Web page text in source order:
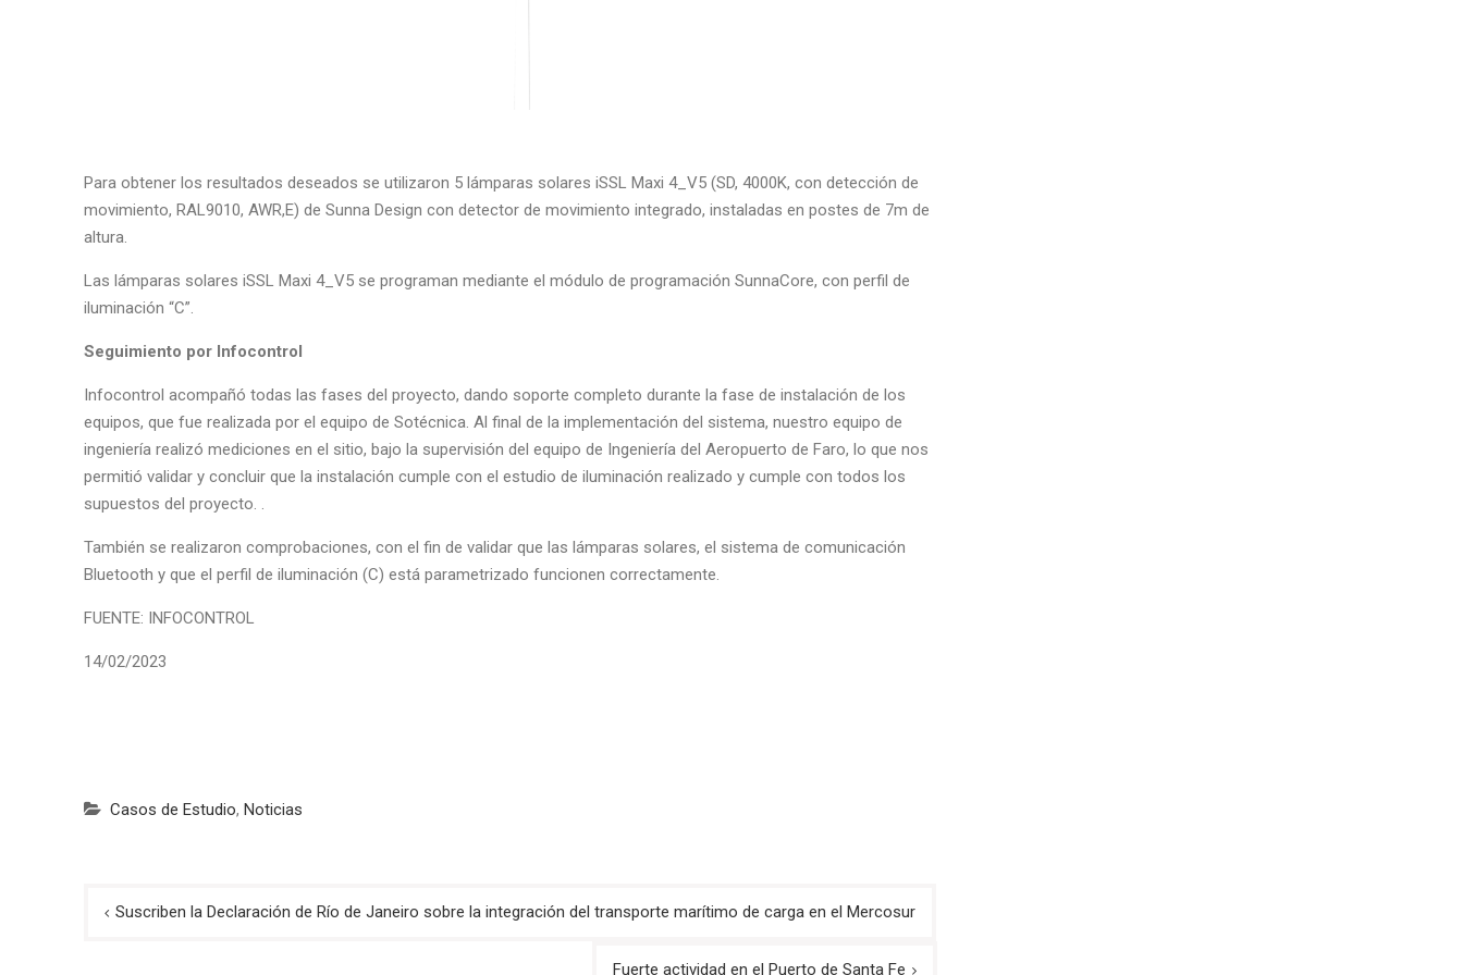
Para obtener los resultados deseados se utilizaron 5 lámparas solares iSSL Maxi 4_V5 (SD, 4000K, con detección de
movimiento, RAL9010, AWR,E) de Sunna Design con detector de movimiento integrado, instaladas en postes de 7m de
altura.
Las lámparas solares iSSL Maxi 4_V5 se programan mediante el módulo de programación SunnaCore, con perfil de
iluminación “C”.
Seguimiento por Infocontrol
Infocontrol acompañó todas las fases del proyecto, dando soporte completo durante la fase de instalación de los
equipos, que fue realizada por el equipo de Sotécnica. Al final de la implementación del sistema, nuestro equipo de
ingeniería realizó mediciones en el sitio, bajo la supervisión del equipo de Ingeniería del Aeropuerto de Faro, lo que nos
permitió validar y concluir que la instalación cumple con el estudio de iluminación realizado y cumple con todos los
supuestos del proyecto. .
También se realizaron comprobaciones, con el fin de validar que las lámparas solares, el sistema de comunicación
Bluetooth y que el perfil de iluminación (C) está parametrizado funcionen correctamente.
FUENTE: INFOCONTROL
14/02/2023
Casos de Estudio, Noticias
Navegación
Suscriben la Declaración de Río de Janeiro sobre la integración del transporte marítimo de carga en el Mercosur
Fuerte actividad en el Puerto de Santa Fe